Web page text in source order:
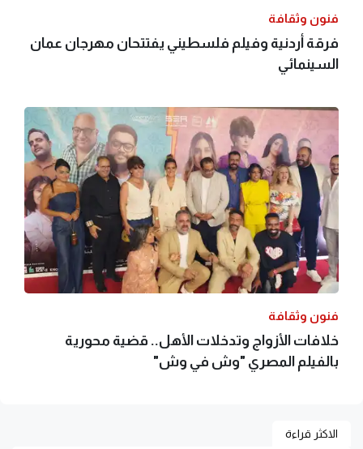
فنون وثقافة
فرقة أردنية وفيلم فلسطيني يفتتحان مهرجان عمان
السينمائي
فنون وثقافة
خلافات الأزواج وتدخلات الأهل.. قضية محورية
بالفيلم المصري "وش في وش"
الاكثر قراءة